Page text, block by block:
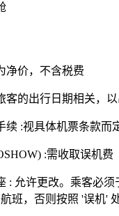
净价，不含税费
客的出行日期相关，
续 :视具体机票条款而
:需收取误机费
: 允许更改。乘客必须
班，否则按照 '误机'